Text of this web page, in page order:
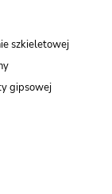
szkieletowej
gipsowej